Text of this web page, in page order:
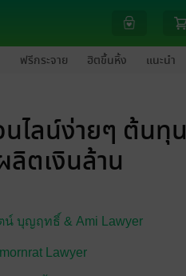
ฟรีกระจาย ฮิตขึ้นหิ้ง แนะนำ
ไลน์ง่ายๆ ต้นทุน
ตเงินล้าน
น์ บุญฤทธิ์ & Ami Lawyer
Lawyer